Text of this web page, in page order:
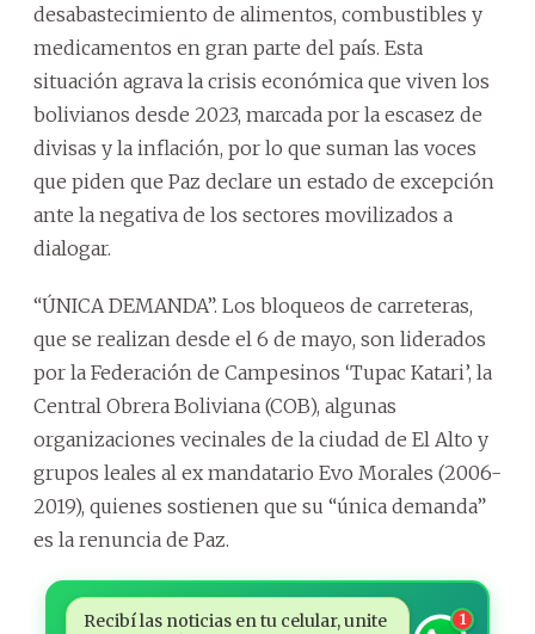
desabastecimiento de alimentos, combustibles y
medicamentos en gran parte del país. Esta
situación agrava la crisis económica que viven los
bolivianos desde 2023, marcada por la escasez de
divisas y la inflación, por lo que suman las voces
que piden que Paz declare un estado de excepción
ante la negativa de los sectores movilizados a
dialogar.
“ÚNICA DEMANDA”. Los bloqueos de carreteras,
que se realizan desde el 6 de mayo, son liderados
por la Federación de Campesinos ‘Tupac Katari’, la
Central Obrera Boliviana (COB), algunas
organizaciones vecinales de la ciudad de El Alto y
grupos leales al ex mandatario Evo Morales (2006-
2019), quienes sostienen que su “única demanda”
es la renuncia de Paz.
Recibí las noticias en tu celular, unite
1